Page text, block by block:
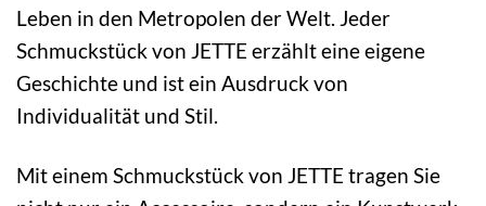
Leben in den Metropolen der Welt. Jeder
Schmuckstück von JETTE erzählt eine eigene
Geschichte und ist ein Ausdruck von
Individualität und Stil.
Mit einem Schmuckstück von JETTE tragen Sie